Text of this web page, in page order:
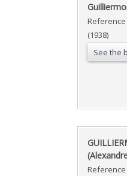
Reference
(1938)
See the
Reference